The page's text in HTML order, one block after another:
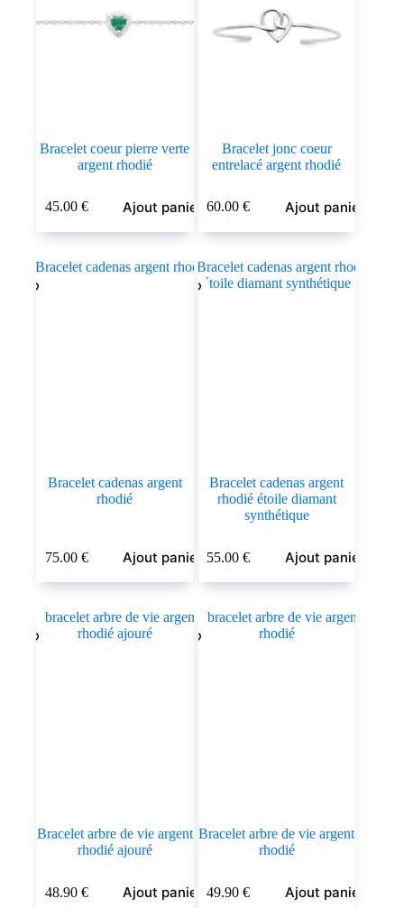
Bracelet coeur pierre verte
argent rhodié
45.00 € Ajout panier
Bracelet jonc coeur
entrelacé argent rhodié
60.00€ Ajout panier
Bracelet cadenas argent
rhodié
75.00 € Ajout panier
Bracelet cadenas argent
rhodié étoile diamant
synthétique
55.00€ Ajout panier
Bracelet arbre de vie argent
rhodié ajouré
48.90 € Ajout panier
Bracelet arbre de vie argent
rhodié
49.90€ Ajout panier